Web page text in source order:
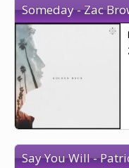
Someday - Zac
Say You Will -